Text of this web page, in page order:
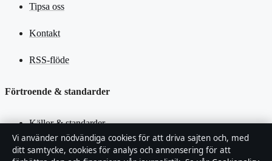
Tipsa oss
Kontakt
RSS-flöde
Förtroende & standarder
Källor & standarder
Redaktionell policy
Vi använder nödvändiga cookies för att driva sajten och, med
ditt samtycke, cookies för analys och annonsering för att